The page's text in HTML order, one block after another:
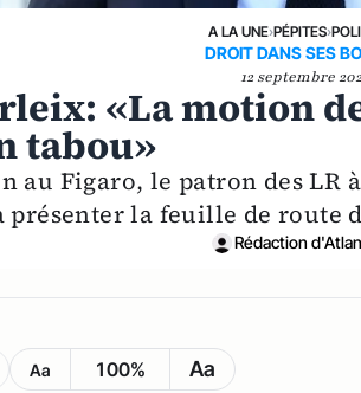
A LA UNE›PÉPITES›
DROIT DANS SES
12 septembre
«La motion
tabou»
au Figaro, le patron des LR
présenter la feuille de route
Rédaction
Aa 100% Aa